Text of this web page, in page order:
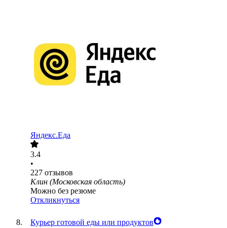
Яндекс.Еда
3.4
•
227 отзывов
Клин (Московская область)
Можно без резюме
Откликнуться
Курьер готовой еды или продуктов